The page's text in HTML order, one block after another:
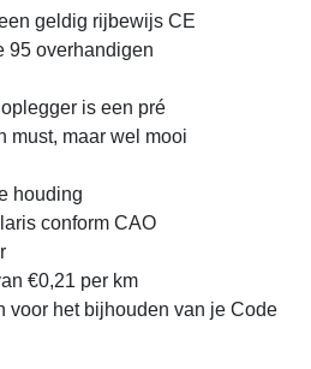
geldig rijbewijs CE
95 overhandigen
is een pré
must, maar wel mooi
houding
conform CAO
€0,21 per km
voor het bijhouden van je Code